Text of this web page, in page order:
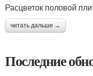
Расцветок половой
читать дальше →
Последние